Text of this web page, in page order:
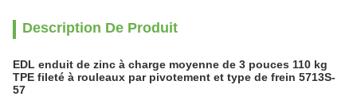
Description De Produit
EDL enduit de zinc à charge moyenne de 3 pouces 110 kg
TPE fileté à rouleaux par pivotement et type de frein 5713S-
57